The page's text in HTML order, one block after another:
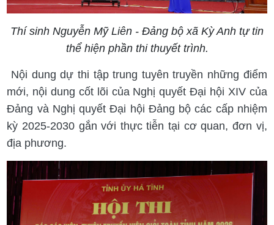
Thí sinh Nguyễn Mỹ Liên - Đảng bộ xã Kỳ Anh tự tin
thể hiện phần thi thuyết trình.
Nội dung dự thi tập trung tuyên truyền những điểm
mới, nội dung cốt lõi của Nghị quyết Đại hội XIV của
Đảng và Nghị quyết Đại hội Đảng bộ các cấp nhiệm
kỳ 2025-2030 gắn với thực tiễn tại cơ quan, đơn vị,
địa phương.